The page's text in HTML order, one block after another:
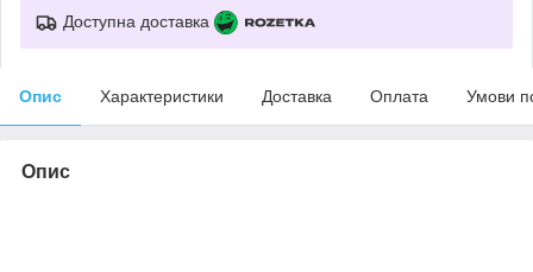
Доступна доставка
Опис Характеристики Доставка Оплата Умови
Опис